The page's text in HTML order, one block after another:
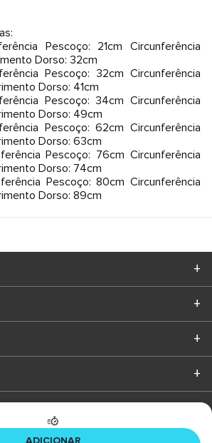
ADICIONAR
Pescoço: 21cm Circunferência
Dorso: 32cm
Pescoço: 32cm Circunferência
Dorso: 41cm
Pescoço: 34cm Circunferência
Dorso: 49cm
Pescoço: 62cm Circunferência
Dorso: 63cm
Pescoço: 76cm Circunferência
Dorso: 74cm
Pescoço: 80cm Circunferência
Dorso: 89cm
BAIXE O APP